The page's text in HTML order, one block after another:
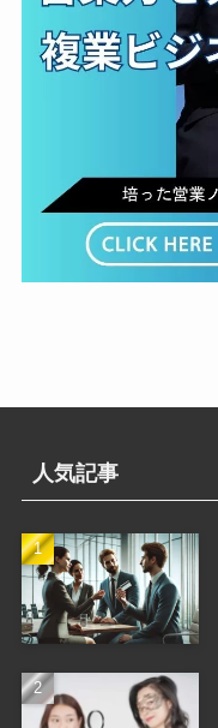
人気記事